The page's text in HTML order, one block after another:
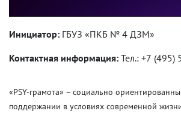
Инициатор: ГБУЗ «ПКБ № 4 ДЗМ»
Контактная информация: Тел.: +7 (495)
«PSY-грамота» – социально
поддержании в условиях современной